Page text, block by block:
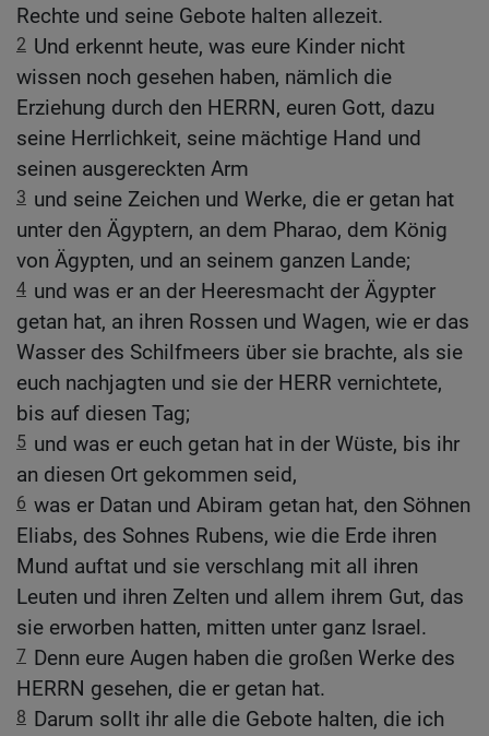
Rechte und seine Gebote halten allezeit.
2 Und erkennt heute, was eure Kinder nicht
wissen noch gesehen haben, nämlich die
Erziehung durch den HERRN, euren Gott, dazu
seine Herrlichkeit, seine mächtige Hand und
seinen ausgereckten Arm
3 und seine Zeichen und Werke, die er getan hat
unter den Ägyptern, an dem Pharao, dem König
von Ägypten, und an seinem ganzen Lande;
4 und was er an der Heeresmacht der Ägypter
getan hat, an ihren Rossen und Wagen, wie er das
Wasser des Schilfmeers über sie brachte, als sie
euch nachjagten und sie der HERR vernichtete,
bis auf diesen Tag;
5 und was er euch getan hat in der Wüste, bis ihr
an diesen Ort gekommen seid,
6 was er Datan und Abiram getan hat, den Söhnen
Eliabs, des Sohnes Rubens, wie die Erde ihren
Mund auftat und sie verschlang mit all ihren
Leuten und ihren Zelten und allem ihrem Gut, das
sie erworben hatten, mitten unter ganz Israel.
7 Denn eure Augen haben die großen Werke des
HERRN gesehen, die er getan hat.
8 Darum sollt ihr alle die Gebote halten, die ich